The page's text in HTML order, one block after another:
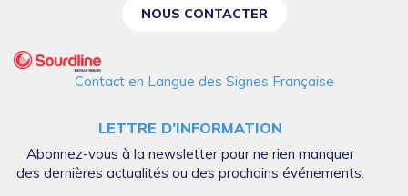
NOUS CONTACTER
Contact en Langue des Signes Française
LETTRE D’INFORMATION
Abonnez-vous à la newsletter pour ne rien manquer
des dernières actualités ou des prochains événements.